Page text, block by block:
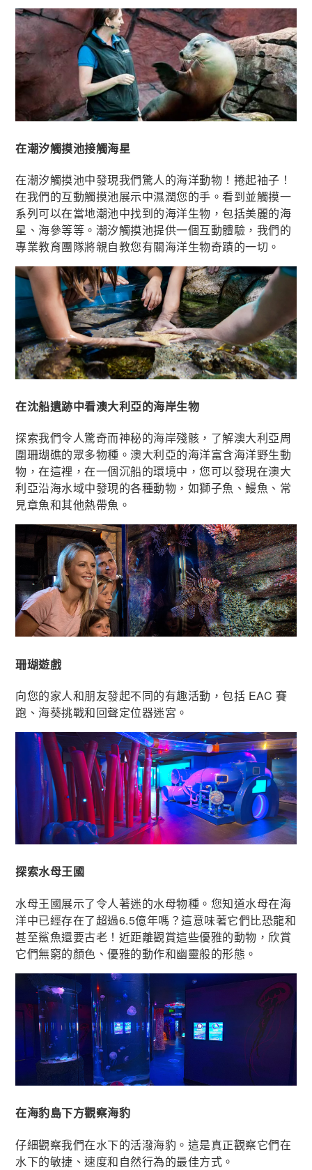
在潮汐觸摸池接觸海星
在潮汐觸摸池中發現我們驚人的海洋動物！捲起袖子！
在我們的互動觸摸池展示中濕潤您的手。看到並觸摸一
系列可以在當地潮池中找到的海洋生物，包括美麗的海
星、海參等等。潮汐觸摸池提供一個互動體驗，我們的
專業教育團隊將親自教您有關海洋生物奇蹟的一切。
在沈船遺跡中看澳大利亞的海岸生物
探索我們令人驚奇而神秘的海岸殘骸，了解澳大利亞周
圍珊瑚礁的眾多物種。澳大利亞的海洋富含海洋野生動
物，在這裡，在一個沉船的環境中，您可以發現在澳大
利亞沿海水域中發現的各種動物，如獅子魚、鰻魚、常
見章魚和其他熱帶魚。
珊瑚遊戲
向您的家人和朋友發起不同的有趣活動，包括 EAC 賽
跑、海葵挑戰和回聲定位器迷宮。
探索水母王國
水母王國展示了令人著迷的水母物種。您知道水母在海
洋中已經存在了超過6.5億年嗎？這意味著它們比恐龍和
甚至鯊魚還要古老！近距離觀賞這些優雅的動物，欣賞
它們無窮的顏色、優雅的動作和幽靈般的形態。
在海豹島下方觀察海豹
仔細觀察我們在水下的活潑海豹。這是真正觀察它們在
水下的敏捷、速度和自然行為的最佳方式。